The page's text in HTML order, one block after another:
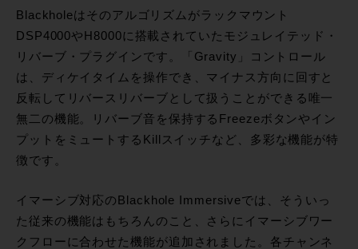
Blackholeはそのアルゴリズムがラックマウント
DSP4000やH8000に搭載されていたモジュレイテッド・
リバーブ・プラグインです。「Gravity」コントロール
は、ディケイタイムを操作でき、マイナス方向に回すと
反転してリバースリバーブとして扱うことができる唯一
無二の機能。リバーブ音を保持するFreezeボタンやイン
プットをミュートするKillスイッチなど、多彩な機能が特
徴です。
イマーシブ対応のBlackhole Immersiveでは、そういっ
た従来の機能はもちろんのこと、さらにイマーシブワー
クフローに合わせた機能が追加されました。各チャンネ